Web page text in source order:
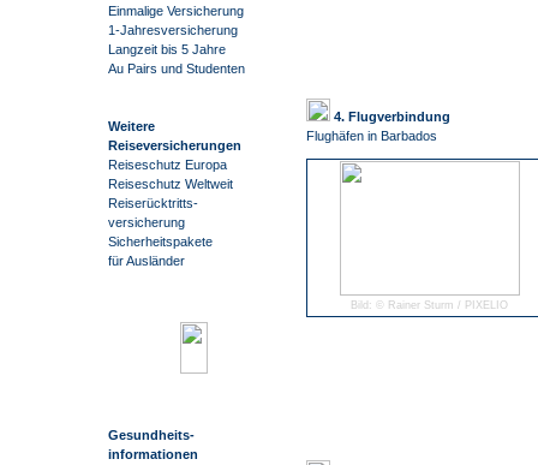
Einmalige Versicherung
1-Jahresversicherung
Langzeit bis 5 Jahre
Au Pairs und Studenten
Weitere
Reiseversicherungen
Reiseschutz Europa
Reiseschutz Weltweit
Reiserücktritts-
versicherung
Sicherheitspakete
für Ausländer
Gesundheits-
informationen
4. Flugverbindung
Flughäfen in Barbados
Bild: © Rainer Sturm / PIXELIO